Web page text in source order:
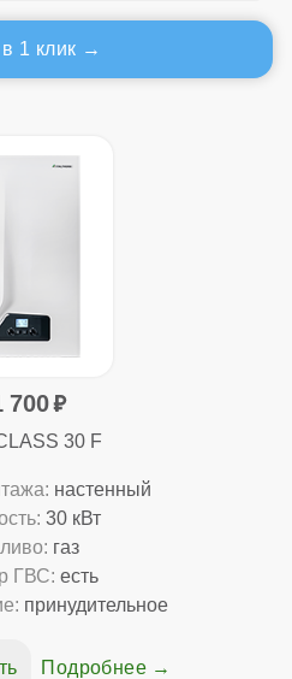
1 клик
700
30 F
настенный
30 кВт
газ
ГВС: есть
принудительное
Подробнее